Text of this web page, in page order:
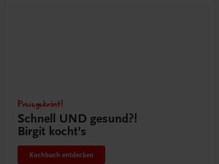
Preisgekrönt!
Schnell UND gesund?!
Birgit kocht’s
Kochbuch entdecken